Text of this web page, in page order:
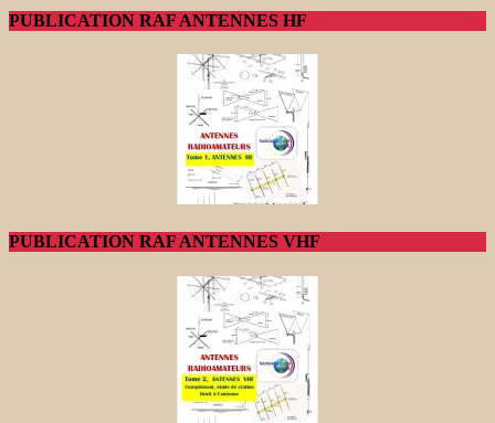
PUBLICATION RAF ANTENNES HF
PUBLICATION RAF ANTENNES VHF